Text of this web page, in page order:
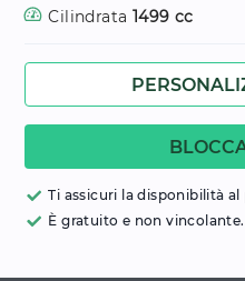
Cilindrata 1499 cc
Ti assicuri la disponibilità al
È gratuito e non vincolante.